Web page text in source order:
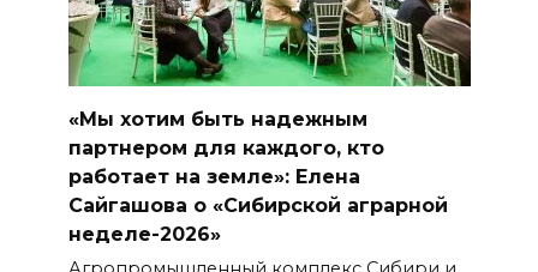
«Мы хотим быть надежным
партнером для каждого, кто
работает на земле»: Елена
Сайгашова о «Сибирской аграрной
неделе-2026»